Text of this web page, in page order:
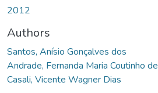
2012
Authors
Santos, Anísio Gonçalves dos
Andrade, Fernanda Maria Coutinho de
Casali, Vicente Wagner Dias